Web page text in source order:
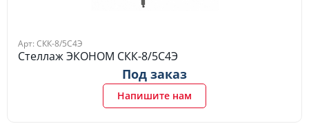
Арт: СКК-8/5С4Э
Стеллаж ЭКОНОМ СКК-8/5С4Э
Под заказ
Напишите нам